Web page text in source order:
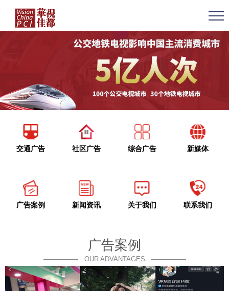
交通广告 社区广告 综合广告 新媒体
广告案例 新闻资讯 关于我们 联系我们
广告案例
OUR ADVANTAGES